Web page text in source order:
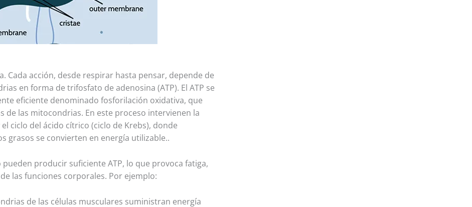
Cada acción, desde respirar hasta pensar, depende de
en forma de trifosfato de adenosina (ATP). El ATP se
eficiente denominado fosforilación oxidativa, que
de las mitocondrias. En este proceso intervienen la
ciclo del ácido cítrico (ciclo de Krebs), donde
grasos se convierten en energía utilizable..
producir suficiente ATP, lo que provoca fatiga,
las funciones corporales. Por ejemplo:
de las células musculares suministran energía